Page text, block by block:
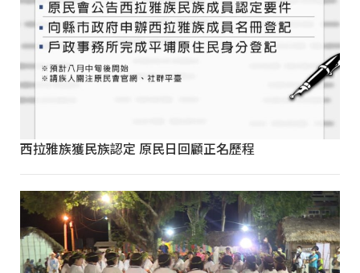
西拉雅族獲民族認定 原民日回顧正名歷程